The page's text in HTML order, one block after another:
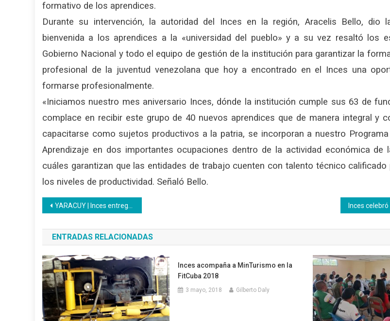
formativo de los aprendices.
Durante su intervención, la autoridad del Inces en la región, Aracelis Bello, dio
bienvenida a los aprendices a la «universidad del pueblo» y a su vez resaltó los
Gobierno Nacional y todo el equipo de gestión de la institución para garantizar la
profesional de la juventud venezolana que hoy a encontrado en el Inces una
formarse profesionalmente.
«Iniciamos nuestro mes aniversario Inces, dónde la institución cumple sus 63 de
complace en recibir este grupo de 40 nuevos aprendices que de manera integral y
capacitarse como sujetos productivos a la patria, se incorporan a nuestro
Aprendizaje en dos importantes ocupaciones dentro de la actividad económica de
cuáles garantizan que las entidades de trabajo cuenten con talento técnico calificado
los niveles de productividad. Señaló Bello.
Navegación
de
entradas
YARACUY | Inces entregó certificados a bachilleres del LTI Fernando Ramírez
ENTRADAS RELACIONADAS
Inces acompaña a MinTurismo en la
FitCuba 2018
3 mayo, 2018 Gilberto Daly